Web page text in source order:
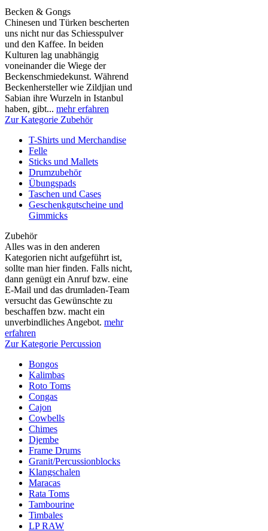
Becken & Gongs
Chinesen und Türken bescherten
uns nicht nur das Schiesspulver
und den Kaffee. In beiden
Kulturen lag unabhängig
voneinander die Wiege der
Beckenschmiedekunst. Während
Beckenhersteller wie Zildjian und
Sabian ihre Wurzeln in Istanbul
haben, gibt... mehr erfahren
Zur Kategorie Zubehör
T-Shirts und Merchandise
Felle
Sticks und Mallets
Drumzubehör
Übungspads
Taschen und Cases
Geschenkgutscheine und
Gimmicks
Zubehör
Alles was in den anderen
Kategorien nicht aufgeführt ist,
sollte man hier finden. Falls nicht,
dann genügt ein Anruf bzw. eine
E-Mail und das drumladen-Team
versucht das Gewünschte zu
beschaffen bzw. macht ein
unverbindliches Angebot. mehr
erfahren
Zur Kategorie Percussion
Bongos
Kalimbas
Roto Toms
Congas
Cajon
Cowbells
Chimes
Djembe
Frame Drums
Granit/Percussionblocks
Klangschalen
Maracas
Rata Toms
Tambourine
Timbales
LP RAW